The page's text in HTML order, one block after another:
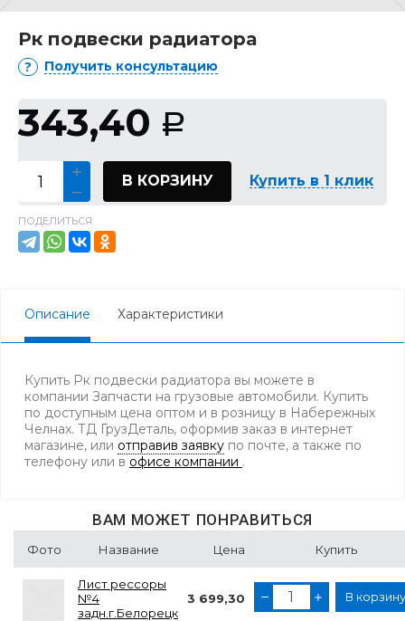
Рк подвески радиатора
Получить консультацию
343,40 Р
В КОРЗИНУ Купить в 1 клик
ПОДЕЛИТЬСЯ:
Описание Характеристики
Купить Рк подвески радиатора вы можете в
компании Запчасти на грузовые автомобили. Купить
по доступным цена оптом и в розницу в Набережных
Челнах. ТД ГрузДеталь, оформив заказ в интернет
магазине, или отправив заявку по почте, а также по
телефону или в офисе компании .
ВАМ МОЖЕТ ПОНРАВИТЬСЯ
Фото Название Цена Купить
Лист рессоры
№4
задн.г.Белорецк
3 699,30 В